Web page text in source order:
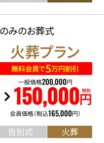
みのお葬式
火葬プラン
無料会員で5万円割引
一般価格200,000円
150,000円
税別
会員価格（税込165,000円）
告別式 火葬